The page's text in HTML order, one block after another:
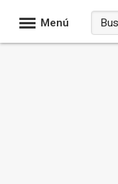
Menú